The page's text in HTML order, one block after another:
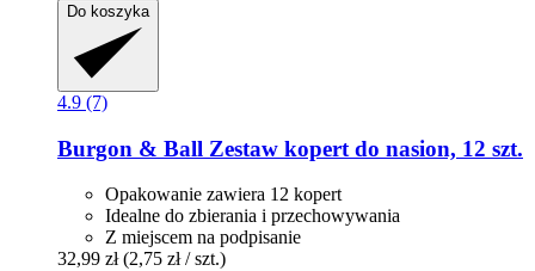
Do koszyka
4.9 (7)
Burgon & Ball Zestaw kopert do nasion, 12 szt.
Opakowanie zawiera 12 kopert
Idealne do zbierania i przechowywania
Z miejscem na podpisanie
32,99 zł (2,75 zł / szt.)